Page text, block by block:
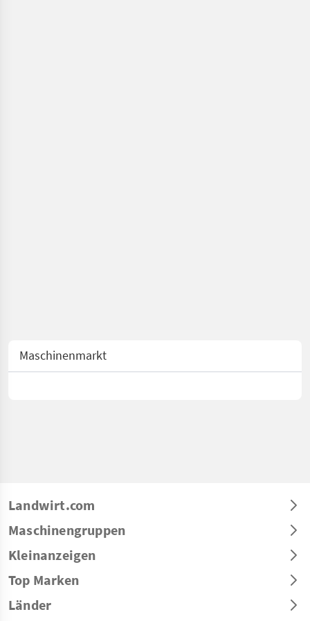
Maschinenmarkt
Landwirt.com
Maschinengruppen
Kleinanzeigen
Top Marken
Länder